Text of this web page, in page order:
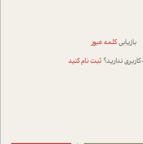
بازیابی کلمه عبور
ندارید؟ ثبت نام کنید